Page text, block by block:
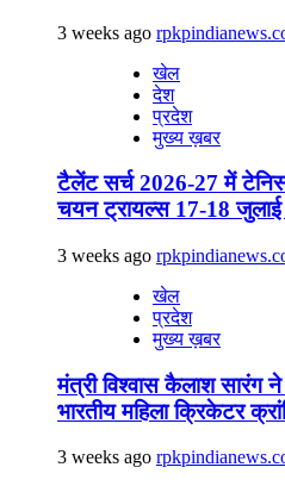
3 weeks ago
खेल
देश
प्रदेश
मुख्य ख़बर
टैलेंट सर्च 2026-27 में टेनिस
चयन ट्रायल्स 17-18 जुलाई
3 weeks ago
खेल
प्रदेश
मुख्य ख़बर
मंत्री विश्वास कैलाश सारंग
भारतीय महिला क्रिकेटर
3 weeks ago